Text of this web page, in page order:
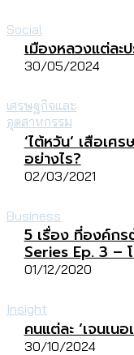
Social
เมืองหลวงแต่ละ
30/05/2024
เศรษฐกิจและ
อุตสาหกรรม
‘ไต้หวัน’ เสือเศ
อย่างไร?
02/03/2021
Business
5 เรื่อง ที่องค์ก
Series Ep. 3 –
01/12/2020
Insight
คนแต่ละ ‘เจนเน
30/10/2024